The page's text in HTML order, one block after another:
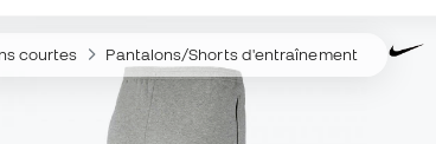
courtes Pantalons/Shorts d'entraînement de football